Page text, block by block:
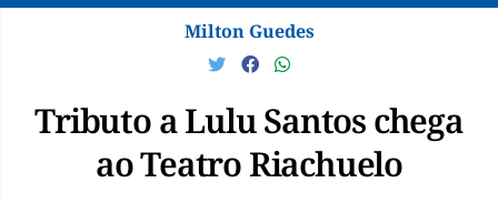
Milton Guedes
Tributo a Lulu Santos chega
ao Teatro Riachuelo